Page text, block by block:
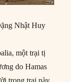
Nhật Huy
một trại tị
do Hamas
trong trại này.